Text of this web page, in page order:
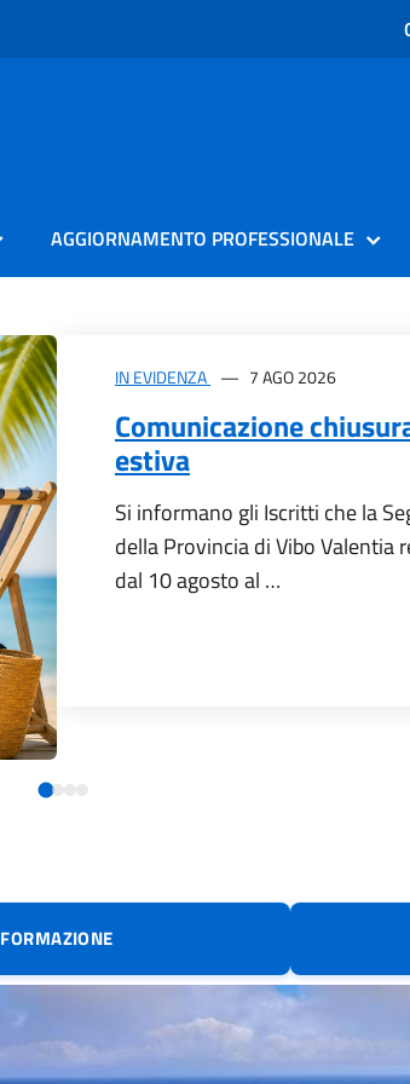
AGGIORNAMENTO PROFESSIONALE
IN EVIDENZA 7 AGO 2026
Comunicazione
estiva
Si informano gli Iscritti che la
della Provincia di Vibo Valentia
dal 10 agosto al …
FORMAZIONE